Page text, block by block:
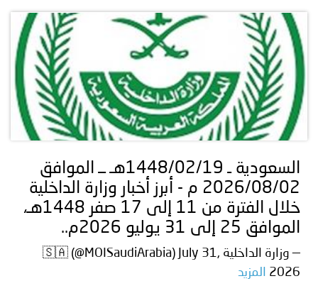
السعودية ـ 1448/02/19هـ ــ الموافق
2026/08/02 م - أبرز أخبار وزارة الداخلية
خلال الفترة من 11 إلى 17 صفر 1448هـ،
الموافق 25 إلى 31 يوليو 2026م..
— وزارة الداخلية 🇸🇦 (@MOISaudiArabia) July 31,
2026
المزيد